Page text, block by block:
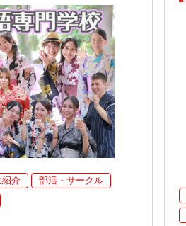
紹介 部活・サークル